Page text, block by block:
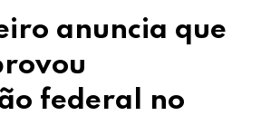
anuncia que
federal no